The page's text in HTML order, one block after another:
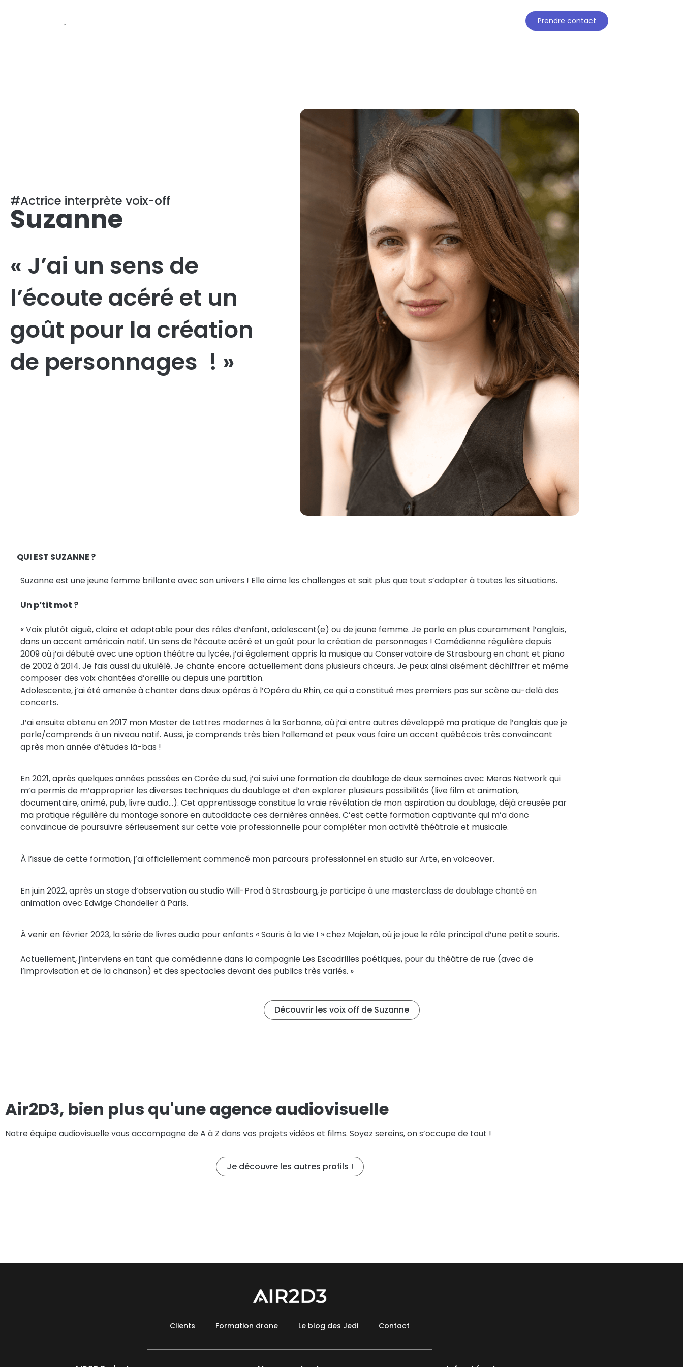
Prendre contact
#Actrice interprète voix-off
Suzanne
« J’ai un sens de
l’écoute acéré et un
goût pour la création
de personnages ! »
QUI EST SUZANNE ?
Suzanne est une jeune femme brillante avec son univers ! Elle aime les challenges et sait plus que tout s’adapter à toutes les situations.
Un p’tit mot ?
« Voix plutôt aiguë, claire et adaptable pour des rôles d’enfant, adolescent(e) ou de jeune femme. Je parle en plus couramment l’anglais,
dans un accent américain natif. Un sens de l’écoute acéré et un goût pour la création de personnages ! Comédienne régulière depuis
2009 où j’ai débuté avec une option théâtre au lycée, j’ai également appris la musique au Conservatoire de Strasbourg en chant et piano
de 2002 à 2014. Je fais aussi du ukulélé. Je chante encore actuellement dans plusieurs chœurs. Je peux ainsi aisément déchiffrer et même
composer des voix chantées d’oreille ou depuis une partition.
Adolescente, j’ai été amenée à chanter dans deux opéras à l’Opéra du Rhin, ce qui a constitué mes premiers pas sur scène au-delà des
concerts.
J’ai ensuite obtenu en 2017 mon Master de Lettres modernes à la Sorbonne, où j’ai entre autres développé ma pratique de l’anglais que je
parle/comprends à un niveau natif. Aussi, je comprends très bien l’allemand et peux vous faire un accent québécois très convaincant
après mon année d’études là-bas !
En 2021, après quelques années passées en Corée du sud, j’ai suivi une formation de doublage de deux semaines avec Meras Network qui
m’a permis de m’approprier les diverses techniques du doublage et d’en explorer plusieurs possibilités (live film et animation,
documentaire, animé, pub, livre audio…). Cet apprentissage constitue la vraie révélation de mon aspiration au doublage, déjà creusée par
ma pratique régulière du montage sonore en autodidacte ces dernières années. C’est cette formation captivante qui m’a donc
convaincue de poursuivre sérieusement sur cette voie professionnelle pour compléter mon activité théâtrale et musicale.
À l’issue de cette formation, j’ai officiellement commencé mon parcours professionnel en studio sur Arte, en voiceover.
En juin 2022, après un stage d’observation au studio Will-Prod à Strasbourg, je participe à une masterclass de doublage chanté en
animation avec Edwige Chandelier à Paris.
À venir en février 2023, la série de livres audio pour enfants « Souris à la vie ! » chez Majelan, où je joue le rôle principal d’une petite souris.
Actuellement, j’interviens en tant que comédienne dans la compagnie Les Escadrilles poétiques, pour du théâtre de rue (avec de
l’improvisation et de la chanson) et des spectacles devant des publics très variés. »
Découvrir les voix off de Suzanne
Air2D3, bien plus qu'une agence audiovisuelle
Notre équipe audiovisuelle vous accompagne de A à Z dans vos projets vidéos et films. Soyez sereins, on s’occupe de tout !
Je découvre les autres profils !
Clients Formation drone Le blog des Jedi Contact